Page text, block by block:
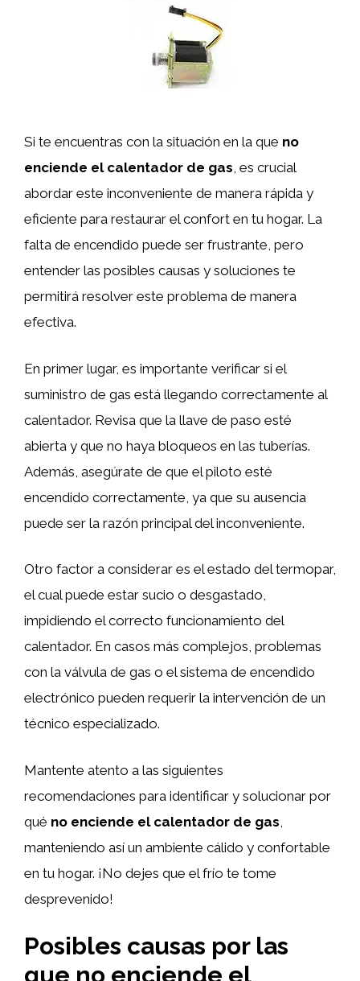
Si te encuentras con la situación en la que no
enciende el calentador de gas, es crucial
abordar este inconveniente de manera rápida y
eficiente para restaurar el confort en tu hogar. La
falta de encendido puede ser frustrante, pero
entender las posibles causas y soluciones te
permitirá resolver este problema de manera
efectiva.
En primer lugar, es importante verificar si el
suministro de gas está llegando correctamente al
calentador. Revisa que la llave de paso esté
abierta y que no haya bloqueos en las tuberías.
Además, asegúrate de que el piloto esté
encendido correctamente, ya que su ausencia
puede ser la razón principal del inconveniente.
Otro factor a considerar es el estado del termopar,
el cual puede estar sucio o desgastado,
impidiendo el correcto funcionamiento del
calentador. En casos más complejos, problemas
con la válvula de gas o el sistema de encendido
electrónico pueden requerir la intervención de un
técnico especializado.
Mantente atento a las siguientes
recomendaciones para identificar y solucionar por
qué no enciende el calentador de gas
manteniendo así un ambiente cálido y confortable
en tu hogar. ¡No dejes que el frío te tome
desprevenido!
Posibles causas por las
que no enciende el